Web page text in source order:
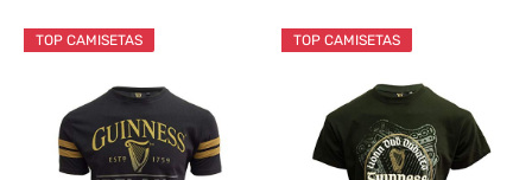
TOP CAMISETAS TOP CAMISETAS